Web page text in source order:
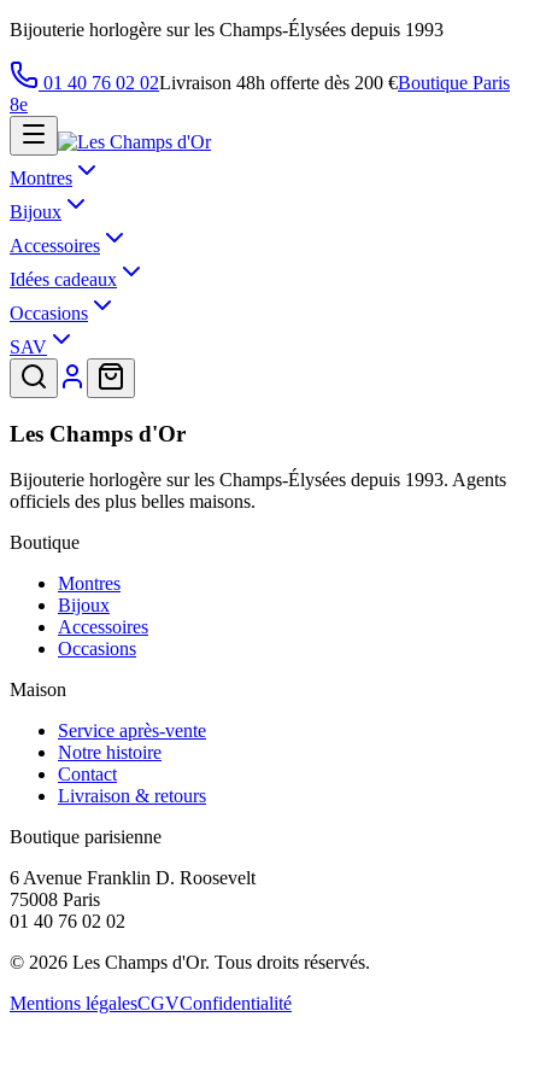
Bijouterie horlogère sur les Champs-Élysées depuis 1993
01 40 76 02 02Livraison 48h offerte dès 200 €Boutique Paris
8e
Montres
Bijoux
Accessoires
Idées cadeaux
Occasions
SAV
Les Champs d'Or
Bijouterie horlogère sur les Champs-Élysées depuis 1993. Agents
officiels des plus belles maisons.
Boutique
Montres
Bijoux
Accessoires
Occasions
Maison
Service après-vente
Notre histoire
Contact
Livraison & retours
Boutique parisienne
6 Avenue Franklin D. Roosevelt
75008 Paris
01 40 76 02 02
© 2026 Les Champs d'Or. Tous droits réservés.
Mentions légalesCGVConfidentialité